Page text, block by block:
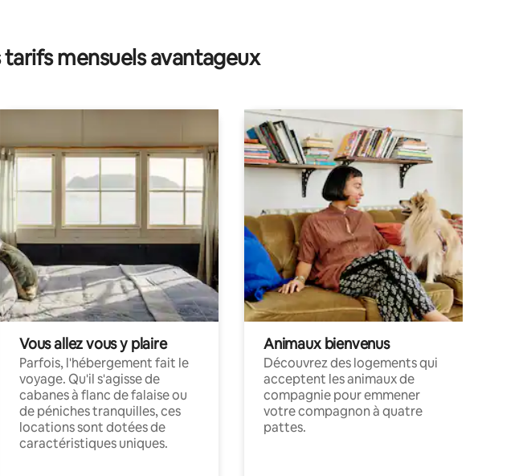
5
mensuels avantageux
Vous allez vous y plaire
Parfois, l'hébergement fait le
voyage. Qu'il s'agisse de
cabanes à flanc de falaise ou
de péniches tranquilles, ces
locations sont dotées de
caractéristiques uniques.
Animaux bienvenus
Découvrez des logements qui
acceptent les animaux de
compagnie pour emmener
votre compagnon à quatre
pattes.